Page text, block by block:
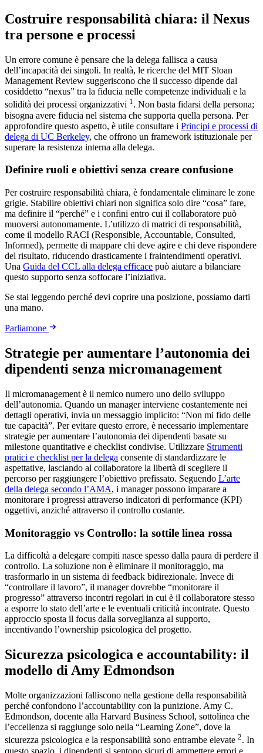
Costruire responsabilità chiara: il Nexus
tra persone e processi
Un errore comune è pensare che la delega fallisca a causa
dell’incapacità dei singoli. In realtà, le ricerche del MIT Sloan
Management Review suggeriscono che il successo dipende dal
cosiddetto “nexus” tra la fiducia nelle competenze individuali e la
solidità dei processi organizzativi 1. Non basta fidarsi della persona;
bisogna avere fiducia nel sistema che supporta quella persona. Per
approfondire questo aspetto, è utile consultare i Principi e processi di
delega di UC Berkeley, che offrono un framework istituzionale per
superare la resistenza interna alla delega.
Definire ruoli e obiettivi senza creare confusione
Per costruire responsabilità chiara, è fondamentale eliminare le zone
grigie. Stabilire obiettivi chiari non significa solo dire “cosa” fare,
ma definire il “perché” e i confini entro cui il collaboratore può
muoversi autonomamente. L’utilizzo di matrici di responsabilità,
come il modello RACI (Responsible, Accountable, Consulted,
Informed), permette di mappare chi deve agire e chi deve rispondere
del risultato, riducendo drasticamente i fraintendimenti operativi.
Una Guida del CCL alla delega efficace può aiutare a bilanciare
questo supporto senza soffocare l’iniziativa.
Se stai leggendo perché devi coprire una posizione, possiamo darti
una mano.
Parliamone
Strategie per aumentare l’autonomia dei
dipendenti senza micromanagement
Il micromanagement è il nemico numero uno dello sviluppo
dell’autonomia. Quando un manager interviene costantemente nei
dettagli operativi, invia un messaggio implicito: “Non mi fido delle
tue capacità”. Per evitare questo errore, è necessario implementare
strategie per aumentare l’autonomia dei dipendenti basate su
milestone quantitative e checklist condivise. Utilizzare Strumenti
pratici e checklist per la delega consente di standardizzare le
aspettative, lasciando al collaboratore la libertà di scegliere il
percorso per raggiungere l’obiettivo prefissato. Seguendo L’arte
della delega secondo l’AMA, i manager possono imparare a
monitorare i progressi attraverso indicatori di performance (KPI)
oggettivi, anziché attraverso il controllo costante.
Monitoraggio vs Controllo: la sottile linea rossa
La difficoltà a delegare compiti nasce spesso dalla paura di perdere il
controllo. La soluzione non è eliminare il monitoraggio, ma
trasformarlo in un sistema di feedback bidirezionale. Invece di
“controllare il lavoro”, il manager dovrebbe “monitorare il
progresso” attraverso incontri regolari in cui è il collaboratore stesso
a esporre lo stato dell’arte e le eventuali criticità incontrate. Questo
approccio sposta il focus dalla sorveglianza al supporto,
incentivando l’ownership psicologica del progetto.
Sicurezza psicologica e accountability: il
modello di Amy Edmondson
Molte organizzazioni falliscono nella gestione della responsabilità
perché confondono l’accountability con la punizione. Amy C.
Edmondson, docente alla Harvard Business School, sottolinea che
l’eccellenza si raggiunge solo nella “Learning Zone”, dove la
sicurezza psicologica e la responsabilità sono entrambe elevate 2. In
questo spazio, i dipendenti si sentono sicuri di ammettere errori e